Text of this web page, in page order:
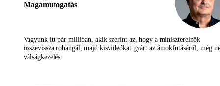
Magamutogatás
Vagyunk itt pár millióan, akik szerint az, hogy a miniszterelnök
összevissza rohangál, majd kisvideókat gyárt az ámokfutásáról, még
válságkezelés.